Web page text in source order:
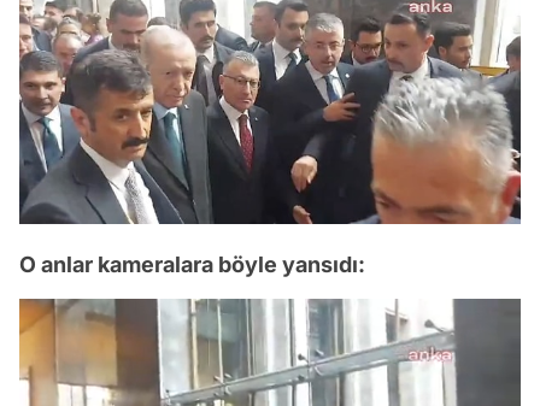
O anlar kameralara böyle yansıdı: